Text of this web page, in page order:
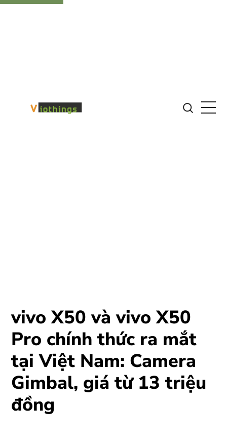
vivo X50 và vivo X50
Pro chính thức ra mắt
tại Việt Nam: Camera
Gimbal, giá từ 13 triệu
đồng